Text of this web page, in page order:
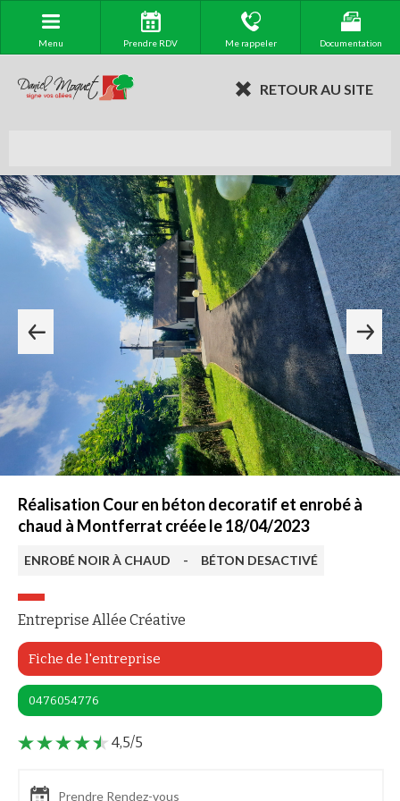
Menu Prendre RDV Me rappeler Documentation
RETOUR AU SITE
Réalisation Cour en béton decoratif et enrobé à
chaud à Montferrat créée le 18/04/2023
ENROBÉ NOIR À CHAUD - BÉTON DESACTIVÉ
Entreprise Allée Créative
Fiche de l'entreprise
0476054776
4,5/5
Prendre Rendez-vous